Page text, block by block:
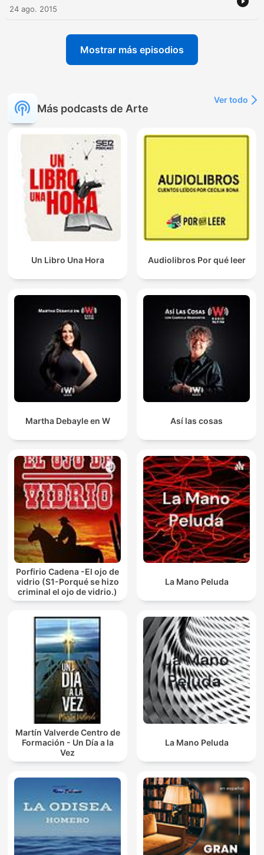
24 ago. 2015
Mostrar más episodios
Más podcasts de Arte
Ver todo
Un Libro Una Hora Audiolibros Por qué leer
Martha Debayle en W Así las cosas
Porfirio Cadena -El ojo de
vidrio (S1-Porqué se hizo
criminal el ojo de vidrio.)
La Mano Peluda
Martín Valverde Centro de
Formación - Un Día a la
Vez
La Mano Peluda